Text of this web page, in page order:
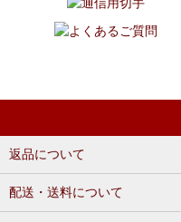
返品について
配送・送料について